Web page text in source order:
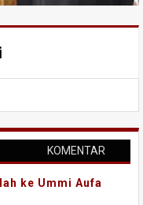
KOMENTAR
ke Ummi Aufa